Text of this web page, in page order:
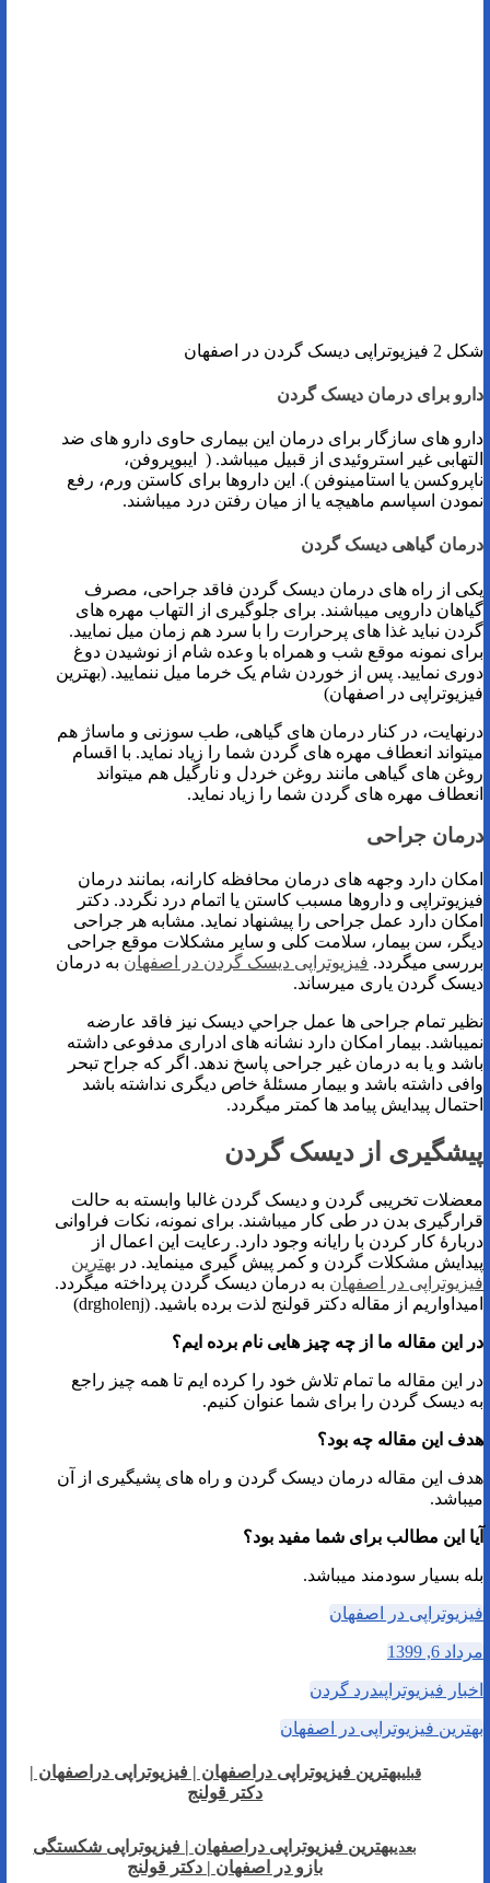
شکل 2 فیزیوتراپی دیسک گردن در اصفهان
دارو برای درمان دیسک گردن
دارو های سازگار برای درمان این بیماری حاوی دارو های ضد
التهابی غیر استروئیدی از قبیل میباشد. ( ایبوپروفن،
ناپروکسن یا استامینوفن ). این داروها برای کاستن ورم، رفع
نمودن اسپاسم ماهیچه یا از میان رفتن درد میباشند.
درمان گیاهی دیسک گردن
یکی از راه های درمان دیسک گردن فاقد جراحی، مصرف
گیاهان دارویی میباشند. برای جلوگیری از التهاب مهره های
گردن نباید غذا های پرحرارت را با سرد هم زمان میل نمایید.
برای نمونه موقع شب و همراه با وعده شام از نوشیدن دوغ
دوری نمایید. پس از خوردن شام یک خرما میل ننمایید. (بهترین
فیزیوتراپی در اصفهان)
درنهایت، در کنار درمان های گیاهی، طب سوزنی و ماساژ هم
میتواند انعطاف مهره های گردن شما را زیاد نماید. با اقسام
روغن های گیاهی مانند روغن خردل و نارگیل هم میتواند
انعطاف مهره های گردن شما را زیاد نماید.
درمان جراحی
امکان دارد وجهه ‌های درمان محافظه کارانه، بمانند درمان
فیزیوتراپی و داروها مسبب کاستن یا اتمام درد نگردد. دکتر
امکان دارد عمل جراحی را پیشنهاد نماید. مشابه هر جراحی
دیگر، سن بیمار، سلامت کلی و سایر مشکلات موقع جراحی
بررسی میگردد. فیزیوتراپی دیسک گردن در اصفهان به درمان
دیسک گردن یاری میرساند.
نظیر تمام جراحی ها عمل جراحي دیسک نیز فاقد عارضه
نميباشد. بيمار امکان دارد نشانه های ادراری مدفوعی داشته
باشد و یا به درمان غیر جراحی پاسخ ندهد. اگر که جراح تبحر
وافی داشته باشد و بیمار مسئلۀ خاص دیگری نداشته باشد
احتمال پیدایش پیامد ها کمتر میگردد.
پیشگیری از دیسک گردن
معضلات تخریبی گردن و دیسک گردن غالبا وابسته به حالت
قرارگیری بدن در طی کار میباشند. برای نمونه، نکات فراوانی
دربارۀ کار کردن با رایانه وجود دارد. رعایت این اعمال از
پیدایش مشکلات گردن و کمر پیش گیری مینماید. در بهترین
فیزیوتراپی در اصفهان به درمان دیسک گردن پرداخته میگردد.
امیداواریم از مقاله دکتر قولنج لذت برده باشید. (drgholenj)
در این مقاله ما از چه چیز هایی نام برده ایم؟
در این مقاله ما تمام تلاش خود را کرده ایم تا همه چیز راجع
به دیسک گردن را برای شما عنوان کنیم.
هدف این مقاله چه بود؟
هدف این مقاله درمان دیسک گردن و راه های پشیگیری از آن
میباشد.
آیا این مطالب برای شما مفید بود؟
بله بسیار سودمند میباشد.
فیزیوتراپی در اصفهان
مرداد 6, 1399
اخبار فیزیوتراپیدرد گردن
بهترین فیزیوتراپی در اصفهان
قبلیبهترین فیزیوتراپی دراصفهان | فیزیوتراپی دراصفهان |‌
دکتر قولنج
بعدیبهترین فیزیوتراپی دراصفهان | فیزیوتراپی شکستگی
بازو در اصفهان | دکتر قولنج